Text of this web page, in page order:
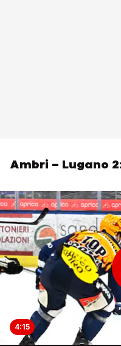
Ambri – Lugano
4:15